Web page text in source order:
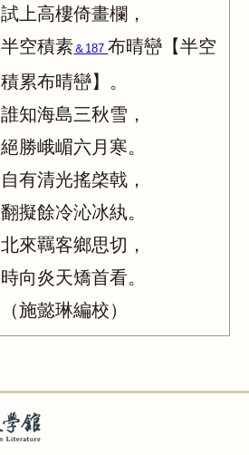
試上高樓倚畫欄，
半空積素＆187布晴巒【半空
積累布晴巒】。
誰知海島三秋雪，
絕勝峨嵋六月寒。
自有清光搖棨戟，
翻擬餘冷沁冰紈。
北來羈客鄉思切，
時向炎天矯首看。
（施懿琳編校）